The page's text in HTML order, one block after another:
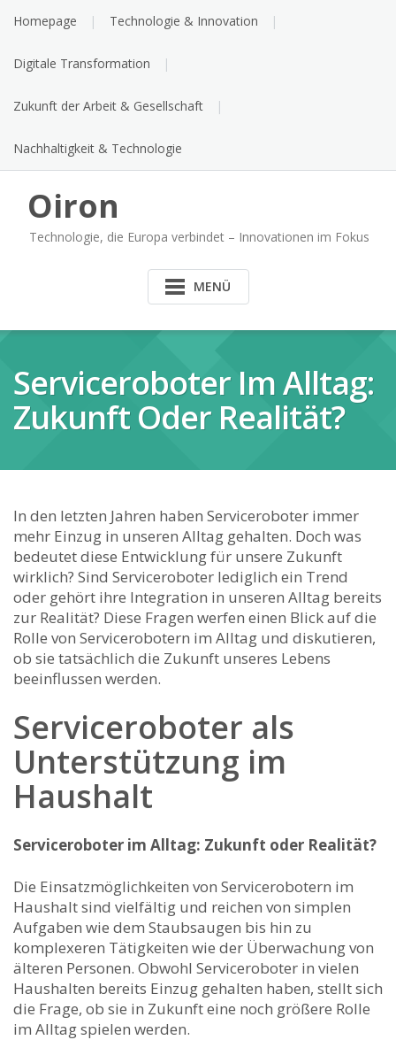
Homepage Technologie & Innovation
Digitale Transformation
Zukunft der Arbeit & Gesellschaft
Nachhaltigkeit & Technologie
Oiron
Technologie, die Europa verbindet – Innovationen im Fokus
MENÜ
Serviceroboter Im Alltag:
Zukunft Oder Realität?
In den letzten Jahren haben ‍Serviceroboter‍ immer
mehr Einzug in unseren ⁣Alltag gehalten. Doch was
⁢bedeutet diese Entwicklung für unsere Zukunft
wirklich? Sind ⁣Serviceroboter lediglich ein Trend
oder gehört​ ihre Integration in unseren Alltag bereits
zur Realität? Diese Fragen werfen einen Blick auf ⁤die
Rolle von Servicerobotern im ‍Alltag und diskutieren,⁤
ob sie tatsächlich die Zukunft unseres ⁢Lebens
beeinflussen werden.
Serviceroboter als
Unterstützung im
Haushalt
Serviceroboter im Alltag: Zukunft ‍oder Realität?
Die Einsatzmöglichkeiten von Servicerobotern im
Haushalt ​sind ‌vielfältig und reichen von simplen
Aufgaben‌ wie dem Staubsaugen bis hin ⁣zu
komplexeren⁣ Tätigkeiten wie der Überwachung von
älteren Personen. Obwohl Serviceroboter in vielen
Haushalten⁤ bereits Einzug gehalten haben,⁤ stellt sich⁤
die Frage, ob sie in Zukunft eine noch größere Rolle
im Alltag spielen werden.